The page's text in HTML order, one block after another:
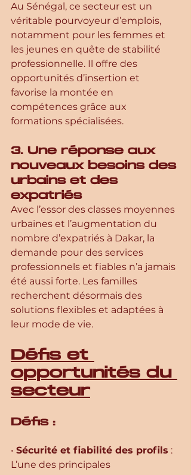
Au Sénégal, ce secteur est un
véritable pourvoyeur d’emplois,
notamment pour les femmes et
les jeunes en quête de stabilité
professionnelle. Il offre des
opportunités d’insertion et
favorise la montée en
compétences grâce aux
formations spécialisées.
3. Une réponse aux
nouveaux besoins des
urbains et des
expatriés
Avec l’essor des classes moyennes
urbaines et l’augmentation du
nombre d’expatriés à Dakar, la
demande pour des services
professionnels et fiables n’a jamais
été aussi forte. Les familles
recherchent désormais des
solutions flexibles et adaptées à
leur mode de vie.
Défis et
opportunités du
secteur
Défis :
• Sécurité et fiabilité des profils :
L’une des principales